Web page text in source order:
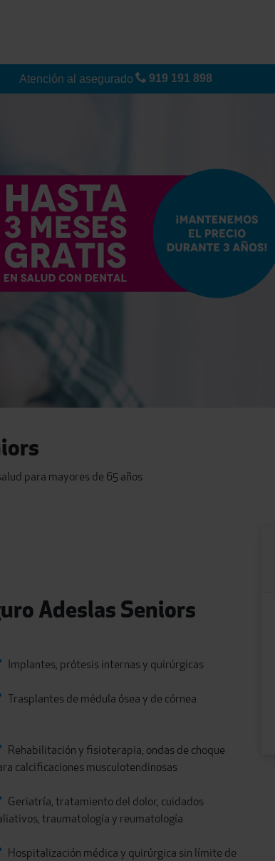
Atención al asegurado 919 191 898
para mayores de 65 años
Adeslas Seniors
Implantes, prótesis internas y quirúrgicas
Trasplantes de médula ósea y de córnea
Rehabilitación y fisioterapia, ondas de choque
calcificaciones musculotendinosas
Geriatría, tratamiento del dolor, cuidados
traumatología y reumatología
Hospitalización médica y quirúrgica sin límite de